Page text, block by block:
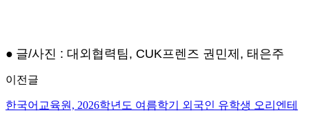
● 글/사진 : 대외협력팀, CUK프렌즈 권민제, 태은주
이전글
한국어교육원, 2026학년도 여름학기 외국인 유학생 오리엔테